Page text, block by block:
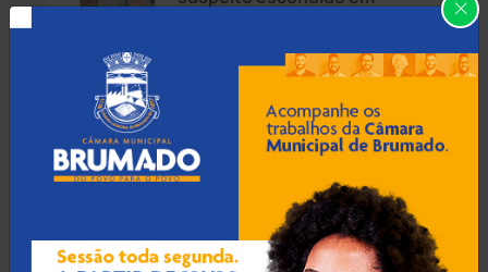
Condeúba (133)
Contendas do Sincorá (79)
Cordeiros
Dom Basílio (391)
07 Ago 2026 / 17:30
MP recomenda que escola
readmita aluno autista
impedido de frequentar
aulas em Porto Seguro